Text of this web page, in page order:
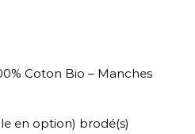
Coton Bio – Manches
en option) brodé(s)